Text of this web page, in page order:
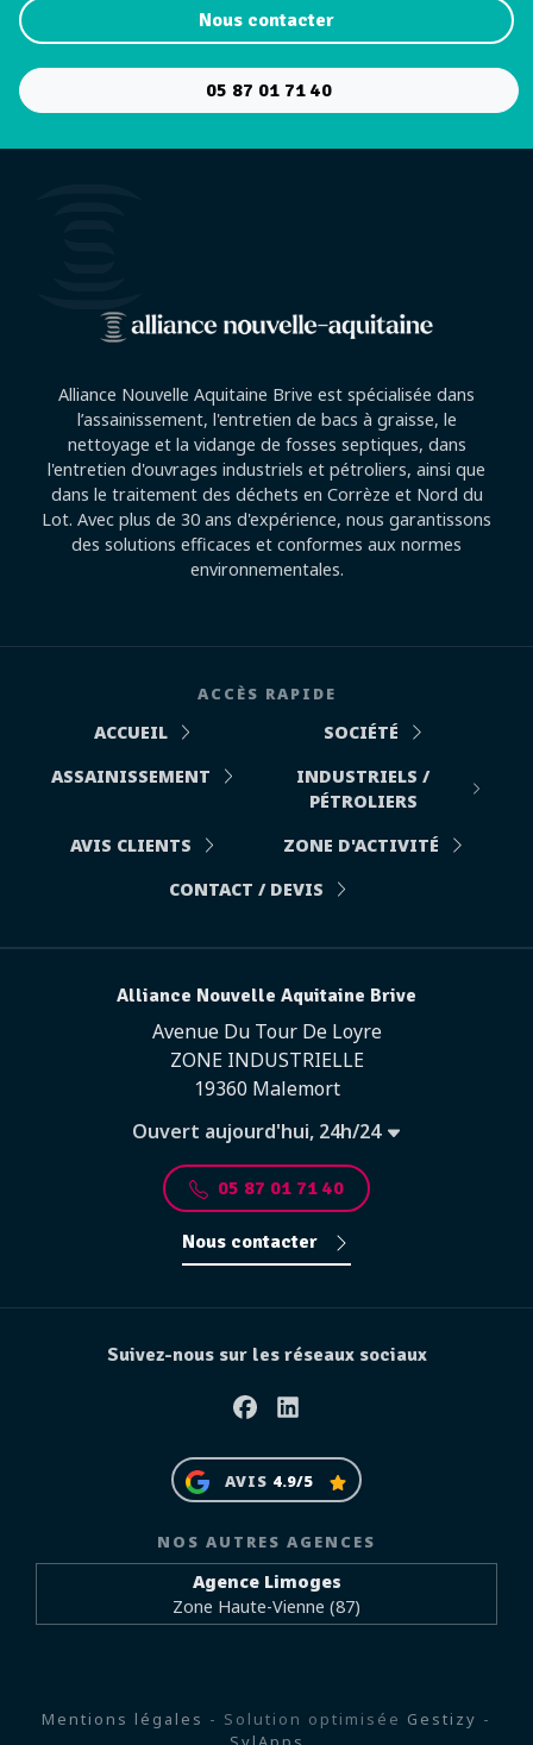
Nous contacter
05 87 01 71 40
Alliance Nouvelle Aquitaine Brive est spécialisée dans
l’assainissement, l'entretien de bacs à graisse, le
nettoyage et la vidange de fosses septiques, dans
l'entretien d'ouvrages industriels et pétroliers, ainsi que
dans le traitement des déchets en Corrèze et Nord du
Lot. Avec plus de 30 ans d'expérience, nous garantissons
des solutions efficaces et conformes aux normes
environnementales.
ACCÈS RAPIDE
ACCUEIL
SOCIÉTÉ
ASSAINISSEMENT
INDUSTRIELS /
PÉTROLIERS
AVIS CLIENTS
ZONE D'ACTIVITÉ
CONTACT / DEVIS
Alliance Nouvelle Aquitaine Brive
Avenue Du Tour De Loyre
ZONE INDUSTRIELLE
19360 Malemort
Ouvert aujourd'hui, 24h/24
05 87 01 71 40
Nous contacter
Suivez-nous sur les réseaux sociaux
FacebookLinkedin
AVIS 4.9/5
NOS AUTRES AGENCES
Agence Limoges
Zone Haute-Vienne (87)
Mentions légales - Solution optimisée Gestizy -